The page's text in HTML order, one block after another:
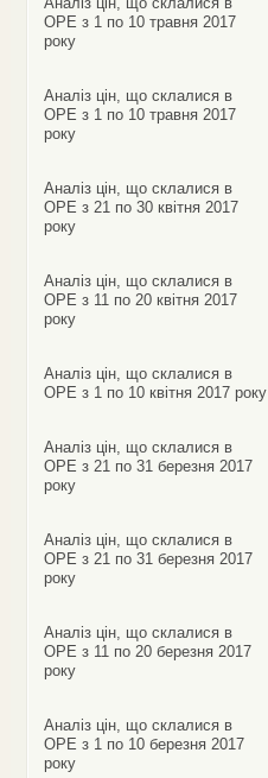
ОРЕ з 1 по 10 травня 2017
року
Аналіз цін, що склалися в
ОРЕ з 1 по 10 травня 2017
року
Аналіз цін, що склалися в
ОРЕ з 21 по 30 квітня 2017
року
Аналіз цін, що склалися в
ОРЕ з 11 по 20 квітня 2017
року
Аналіз цін, що склалися в
ОРЕ з 1 по 10 квітня 2017 року
Аналіз цін, що склалися в
ОРЕ з 21 по 31 березня 2017
року
Аналіз цін, що склалися в
ОРЕ з 21 по 31 березня 2017
року
Аналіз цін, що склалися в
ОРЕ з 11 по 20 березня 2017
року
Аналіз цін, що склалися в
ОРЕ з 1 по 10 березня 2017
року